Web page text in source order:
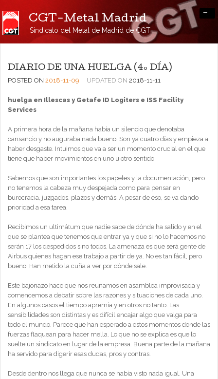
CGT-Metal Madrid
Sindicato del Metal de Madrid de CGT
-
DIARIO DE UNA HUELGA (4º DÍA)
POSTED ON 2018-11-09 UPDATED ON 2018-11-11
huelga en Illescas y Getafe ID Logiters e ISS Facility
Services
A primera hora de la mañana había un silencio que denotaba
cansancio y no auguraba nada bueno. Son ya cuatro días y empieza a
haber desgaste. Intuimos que va a ser un momento crucial en el que
tiene que haber movimientos en uno u otro sentido.
Sabemos que son importantes los papeles y la documentación, pero
no tenemos la cabeza muy despejada como para pensar en
burocracia, juzgados, plazos y demás. A pesar de eso, se va dando
prioridad a esa tarea.
Recibimos un ultimátum que nadie sabe de dónde ha salido y en el
que se plantea que tenemos que entrar ya y que si no lo hacemos no
serán 17 los despedidos sino todos. La amenaza es que será gente de
Airbus quienes hagan ese trabajo a partir de ya. No es tan fácil, pero
bueno. Han metido la cuña a ver por dónde sale.
Este bajonazo hace que nos reunamos en asamblea improvisada y
comencemos a debatir sobre las razones y situaciones de cada uno.
En algunos casos el tiempo apremia y en otros no tanto. Las
sensibilidades son distintas y es difícil encajar algo que valga para
todo el mundo. Parece que han esperado a estos momentos donde las
fuerzas flaquean para hacer mella. Lo que no se explica es que lo
suelte un sindicato en lugar de la empresa. Buena parte de la mañana
ha servido para digerir esas dudas, pros y contras.
Desde dentro nos llega que nunca se había visto nada igual. Una